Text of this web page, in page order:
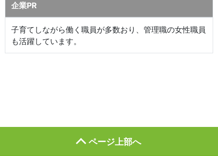
企業PR
子育てしながら働く職員が多数おり、管理職の女性職員
も活躍しています。
ページ上部へ